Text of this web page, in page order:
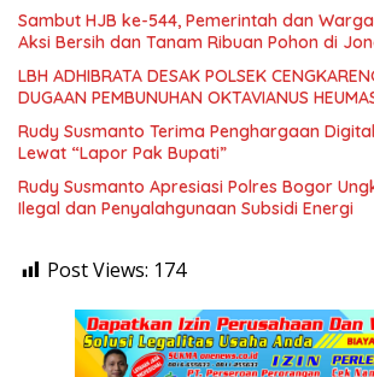
Sambut HJB ke-544, Pemerintah dan
Aksi Bersih dan Tanam Ribuan Pohon di
LBH ADHIBRATA DESAK POLSEK
DUGAAN PEMBUNUHAN OKTAVIANUS
Rudy Susmanto Terima Penghargaan
Lewat “Lapor Pak Bupati”
Rudy Susmanto Apresiasi Polres Bogor
Ilegal dan Penyalahgunaan Subsidi Energi
Post Views: 174